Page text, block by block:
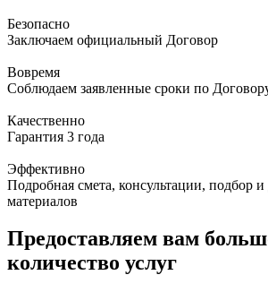
Безопасно
Заключаем официальный Договор
Вовремя
Соблюдаем заявленные сроки по
Качественно
Гарантия 3 года
Эффективно
Подробная смета, консультации, подбор и
материалов
Предоставляем вам
количество услуг